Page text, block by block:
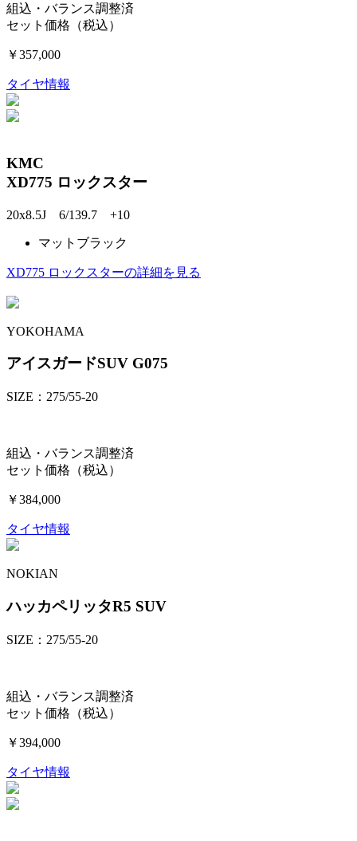
組込・バランス調整済
セット価格（税込）
￥357,000
タイヤ情報
KMC
XD775 ロックスター
20x8.5J 6/139.7 +10
マットブラック
XD775 ロックスターの詳細を見る
YOKOHAMA
アイスガードSUV G075
SIZE：275/55-20
組込・バランス調整済
セット価格（税込）
￥384,000
タイヤ情報
NOKIAN
ハッカペリッタR5 SUV
SIZE：275/55-20
組込・バランス調整済
セット価格（税込）
￥394,000
タイヤ情報